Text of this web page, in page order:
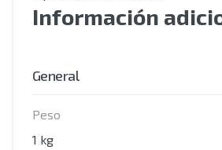
Información
General
Peso
1 kg